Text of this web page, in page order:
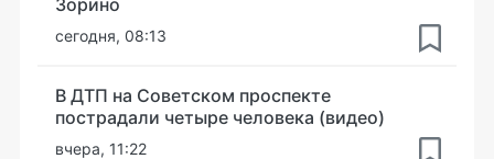
Зорино
сегодня, 08:13
В ДТП на Советском проспекте
пострадали четыре человека (видео)
вчера, 11:22